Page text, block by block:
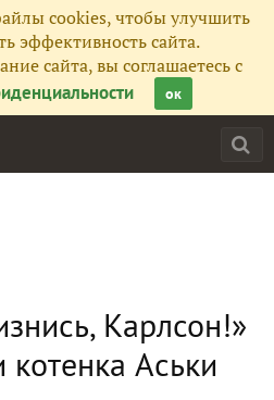
cookies, чтобы улучшить
эффективность сайта.
сайта, вы соглашаетесь с
ок
Карлсон!»
Аськи